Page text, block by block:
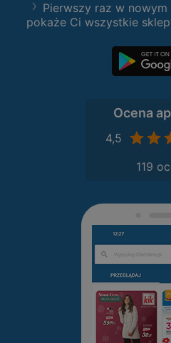
Pierwszy raz w nowym
pokaże Ci wszystkie
Ocena
4,5
119